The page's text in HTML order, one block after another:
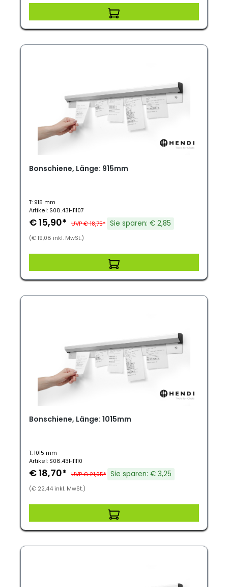
Bonschiene, Länge: 915mm
T: 915 mm
Artikel: S08.43HI1107
€ 15,90* UVP € 18,75* Sie sparen: € 2,85
(€ 19,08 inkl. MwSt.)
Bonschiene, Länge: 1015mm
T: 1015 mm
Artikel: S08.43HI1110
€ 18,70* UVP € 21,95* Sie sparen: € 3,25
(€ 22,44 inkl. MwSt.)